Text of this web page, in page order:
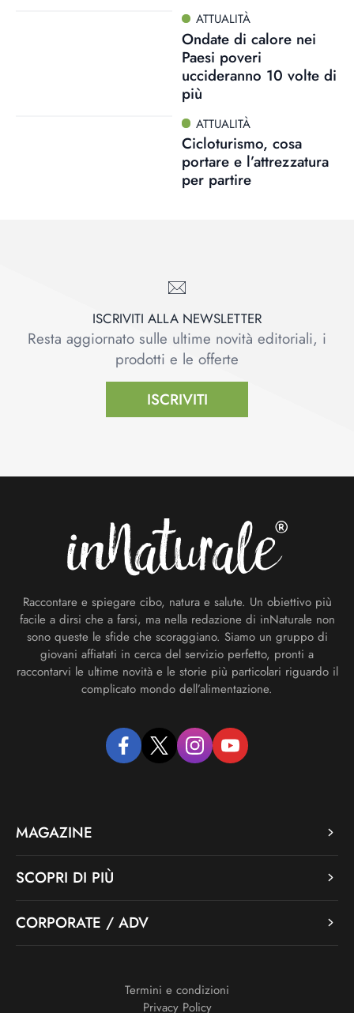
ATTUALITÀ
Ondate di calore nei
Paesi poveri
uccideranno 10 volte di
più
ATTUALITÀ
Cicloturismo, cosa
portare e l’attrezzatura
per partire
ISCRIVITI ALLA NEWSLETTER
Resta aggiornato sulle ultime novità editoriali, i
prodotti e le offerte
ISCRIVITI
Raccontare e spiegare cibo, natura e salute. Un obiettivo più
facile a dirsi che a farsi, ma nella redazione di inNaturale non
sono queste le sfide che scoraggiano. Siamo un gruppo di
giovani affiatati in cerca del servizio perfetto, pronti a
raccontarvi le ultime novità e le storie più particolari riguardo il
complicato mondo dell’alimentazione.
facebooktwitter instagramyoutube
MAGAZINE
SCOPRI DI PIÙ
CORPORATE / ADV
Termini e condizioni
Privacy Policy